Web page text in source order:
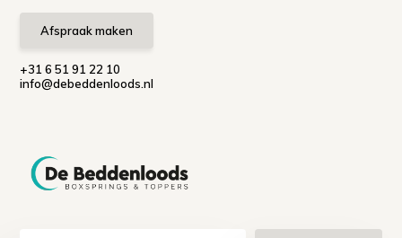
Afspraak maken
+31 6 51 91 22 10
info@debeddenloods.nl